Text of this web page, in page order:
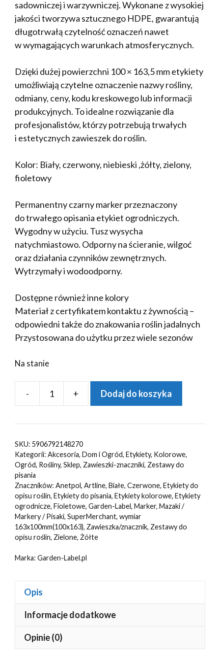
sadowniczej i warzywniczej. Wykonane z wysokiej
jakości tworzywa sztucznego HDPE, gwarantują
długotrwałą czytelność oznaczeń nawet
w wymagających warunkach atmosferycznych.
Dzięki dużej powierzchni 100 × 163,5 mm etykiety
umożliwiają czytelne oznaczenie nazwy rośliny,
odmiany, ceny, kodu kreskowego lub informacji
produkcyjnych. To idealne rozwiązanie dla
profesjonalistów, którzy potrzebują trwałych
i estetycznych zawieszek do roślin.
Kolor: Biały, czerwony, niebieski ,żółty, zielony,
fioletowy
Permanentny czarny marker przeznaczony
do trwałego opisania etykiet ogrodniczych.
Wygodny w użyciu. Tusz wysycha
natychmiastowo. Odporny na ścieranie, wilgoć
oraz działania czynników zewnętrznych.
Wytrzymały i wodoodporny.
Dostępne również inne kolory
Materiał z certyfikatem kontaktu z żywnością –
odpowiedni także do znakowania roślin jadalnych
Przystosowana do użytku przez wiele sezonów
Na stanie
-
ilość
+
6
KOLORY
opisu
roślin
163,5mm
x
+ Dodaj do koszyka
SKU: 5906792148270
Kategorii: Akcesoria, Dom i Ogród, Etykiety, Kolorowe,
Ogród, Rośliny, Sklep, Zawieszki-znaczniki, Zestawy do
pisania
Znaczników: Anetpol, Artline, Białe, Czerwone, Etykiety do
opisu roślin, Etykiety do pisania, Etykiety kolorowe, Etykiety
ogrodnicze, Fioletowe, Garden-Label, Marker, Mazaki /
Markery / Pisaki, SuperMerchant, wymiar
163x100mm(100x163), Zawieszka/znacznik, Zestawy do
opisu roślin, Zielone, Żółte
Marka: Garden-Label.pl
Opis
Informacje dodatkowe
Opinie (0)